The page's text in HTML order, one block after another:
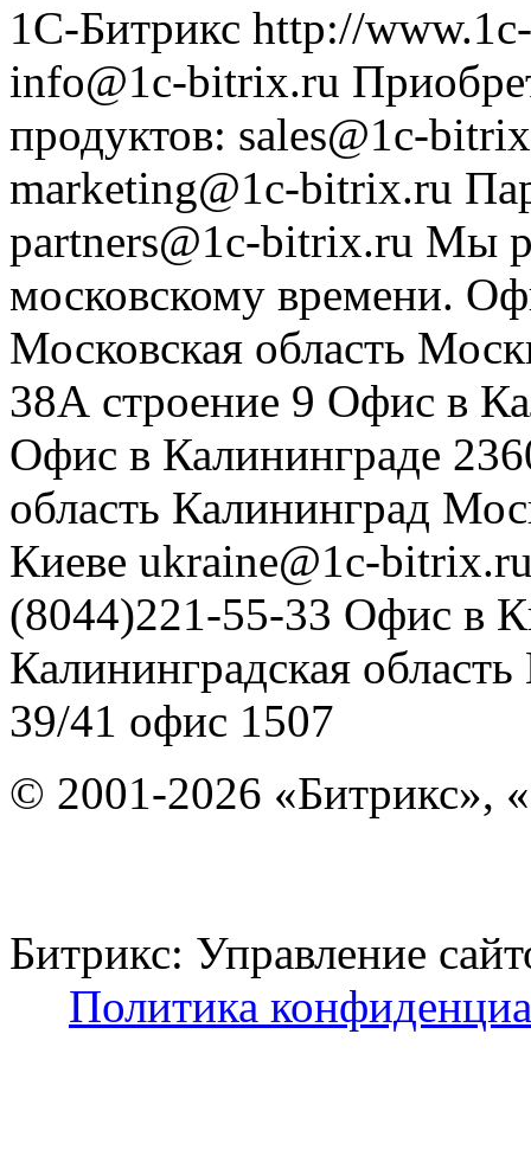
1С-Битрикс http://
info@1c-bitrix.ru
продуктов: sales@1c-
marketing@1c-bitrix.ru
partners@1c-bitrix.ru Мы
московскому времени.
Московская область
38А строение 9 Офис в
Офис в Калининграде
область Калининград
Киеве ukraine@1c-
(8044)221-55-33 Офис в
Калининградская область
39/41 офис 1507
© 2001-2026 «Битрикс»,
Битрикс: Управление
Политика